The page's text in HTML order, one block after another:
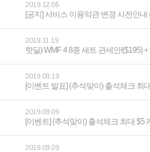
2019.12.05
2019.11.19
2019.09.19
2019.09.09
[이벤트] (추석맞이) 출석체크 최대 $5
2019.09.09